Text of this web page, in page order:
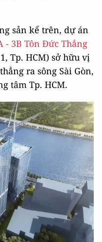
sản kể trên, dự án
- 3B Tôn Đức Thắng
Tp. HCM) sở hữu vị
ra sông Sài Gòn,
tâm Tp. HCM.